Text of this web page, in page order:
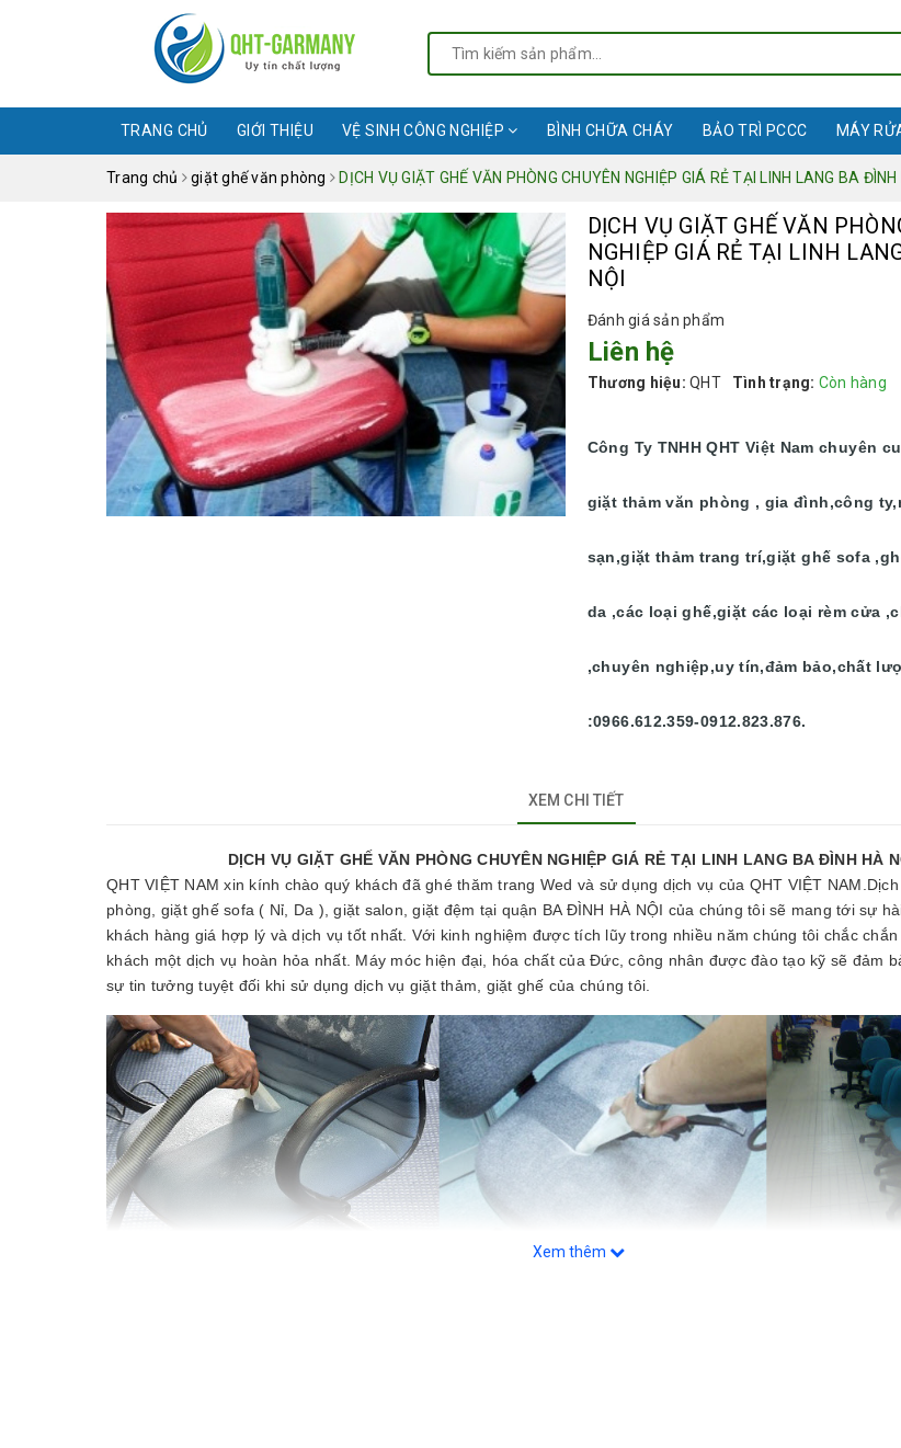
TRANG CHỦ GIỚI THIỆU VỆ SINH CÔNG NGHIỆP BÌNH CHỮA CHÁY BẢO TRÌ PCCC MÁY
Trang chủ giặt ghế văn phòng DỊCH VỤ GIẶT GHẾ VĂN PHÒNG CHUYÊN NGHIỆP GIÁ RẺ TẠI LINH LANG BA ĐÌNH
DỊCH VỤ GIẶT GHẾ VĂN
NGHIỆP GIÁ RẺ TẠI LINH
NỘI
Đánh giá sản phẩm
Liên hệ
Thương hiệu: QHT Tình trạng: Còn hàng
Công Ty TNHH QHT Việt Nam chuyên
giặt thảm văn phòng , gia đình,công
sạn,giặt thảm trang trí,giặt ghế sofa
da ,các loại ghế,giặt các loại rèm cửa
,chuyên nghiệp,uy tín,đảm bảo,chất
:0966.612.359-0912.823.876.
XEM CHI TIẾT
DỊCH VỤ GIẶT GHẾ VĂN PHÒNG CHUYÊN NGHIỆP GIÁ RẺ TẠI LINH LANG BA ĐÌNH HÀ
QHT VIỆT NAM xin kính chào quý khách đã ghé thăm trang Wed và sử dụng dịch vụ của QHT VIỆT
phòng, giặt ghế sofa ( Nỉ, Da ), giặt salon, giặt đệm tại quận BA ĐÌNH HÀ NỘI của chúng tôi sẽ mang tới sự
khách hàng giá hợp lý và dịch vụ tốt nhất. Với kinh nghiệm được tích lũy trong nhiều năm chúng tôi chắc
khách một dịch vụ hoàn hỏa nhất. Máy móc hiện đại, hóa chất của Đức, công nhân được đào tạo kỹ sẽ đảm
sự tin tưởng tuyệt đối khi sử dụng dịch vụ giặt thảm, giặt ghế của chúng tôi.
Xem thêm